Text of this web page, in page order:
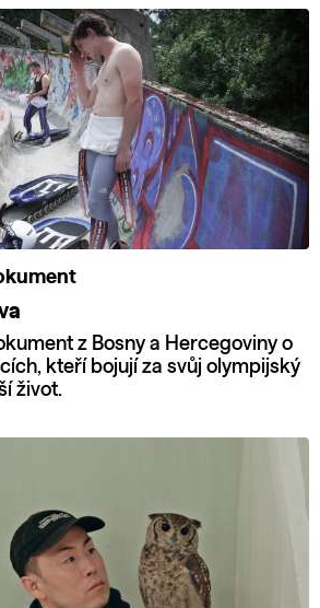
z Bosny a Hercegoviny o
kteří bojují za svůj olympijský
život.